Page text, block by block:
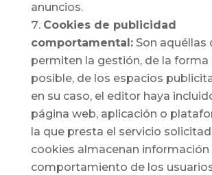
anuncios.
Cookies de publicidad
comportamental:Son aquéllas
permiten la gestión, de la forma
posible, de los espacios
en su caso, el editor haya
página web, aplicación o
la que presta el servicio
cookies almacenan información
comportamiento de los